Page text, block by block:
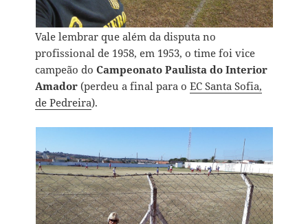
Vale lembrar que além da disputa no
profissional de 1958, em 1953, o time foi vice
campeão doCampeonato Paulista do Interior
Amador (perdeu a final para oEC Santa Sofia,
de Pedreira).